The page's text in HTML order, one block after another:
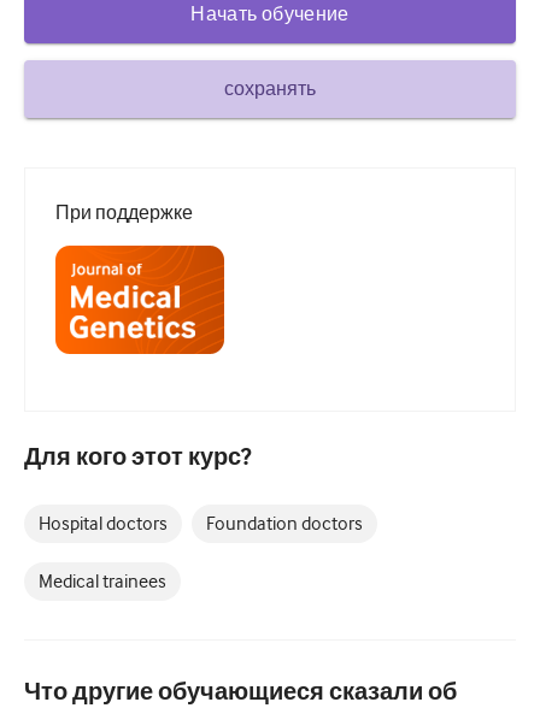
Гастроэнтерология
Опорно-двигательный аппарат
Неврология
Акушерство и гинекология
Педиатрия
Здравоохранение
При поддержке
Начать обучение
сохранять
Для кого этот курс?
Hospital doctors Foundation doctors
Medical trainees
Что другие обучающиеся сказали об